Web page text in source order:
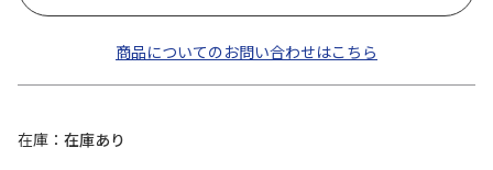
商品についてのお問い合わせはこちら
在庫
在庫あり